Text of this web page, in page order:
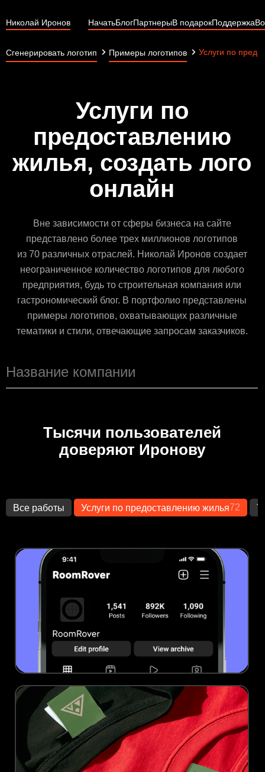
Николай Иронов НачатьБлогПартнерыВ подарокПоддержка
Сгенерировать логотип Примеры логотипов Услуги по
Услуги по
предоставлению
жилья, создать лого
онлайн
Вне зависимости от сферы бизнеса на сайте
представлено более трех миллионов логотипов
из 70 различных отраслей. Николай Иронов создает
неограниченное количество логотипов для любого
предприятия, будь то строительная компания или
гастрономический блог. В портфолио представлены
примеры логотипов, охватывающих различные
тематики и стили, отвечающие запросам заказчиков.
Тысячи пользователей
доверяют Иронову
Все работы Услуги по предоставлению жилья72